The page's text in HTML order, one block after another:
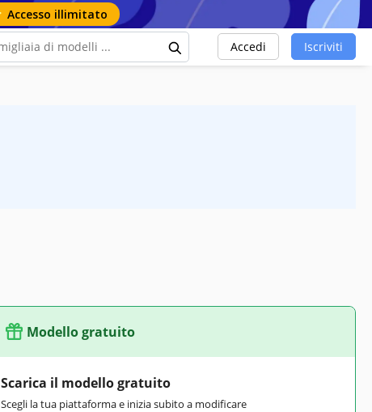
Accesso illimitato
Accedi Iscriviti
Modello gratuito
Scarica il modello gratuito
Scegli la tua piattaforma e inizia subito a modificare